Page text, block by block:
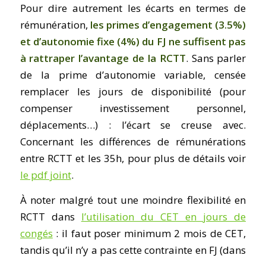
Pour dire autrement les écarts en termes de
rémunération, les primes d’engagement (3.5%)
et d’autonomie fixe (4%) du FJ ne suffisent pas
à rattraper l’avantage de la RCTT. Sans parler
de la prime d’autonomie variable, censée
remplacer les jours de disponibilité (pour
compenser investissement personnel,
déplacements…) : l’écart se creuse avec.
Concernant les différences de rémunérations
entre RCTT et les 35h, pour plus de détails voir
le pdf joint.
À noter malgré tout une moindre flexibilité en
RCTT dans l’utilisation du CET en jours de
congés : il faut poser minimum 2 mois de CET,
tandis qu’il n’y a pas cette contrainte en FJ (dans